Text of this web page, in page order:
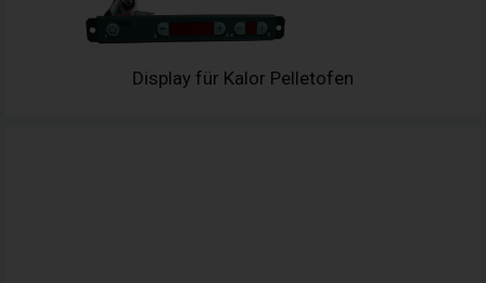
Display für Kalor Pelletofen